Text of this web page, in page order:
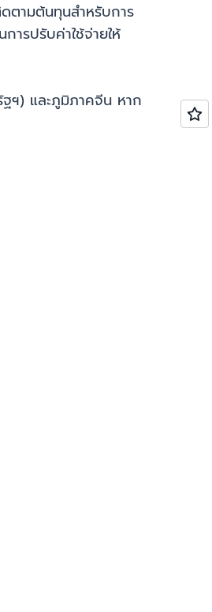
ตามต้นทุนสำหรับการ
ารปรับค่าใช้จ่ายให้
ฐฯ) และภูมิภาคจีน หาก